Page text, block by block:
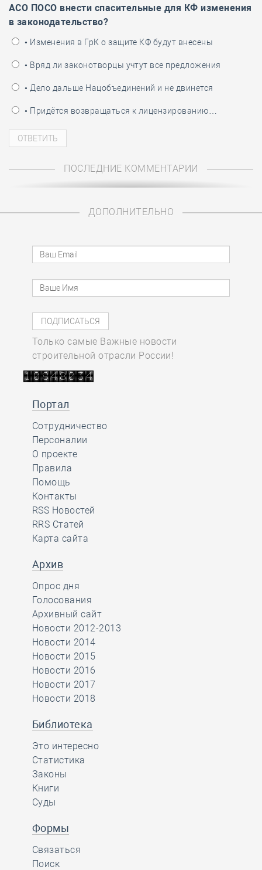
АСО ПОСО внести спасительные для КФ изменения
в законодательство?
• Изменения в ГрК о защите КФ будут внесены
• Вряд ли законотворцы учтут все предложения
• Дело дальше Нацобъединений и не двинется
• Придётся возвращаться к лицензированию…
ПОСЛЕДНИЕ КОММЕНТАРИИ
ДОПОЛНИТЕЛЬНО
Только самые Важные новости
строительной отрасли России!
Портал
Сотрудничество
Персоналии
О проекте
Правила
Помощь
Контакты
RSS Новостей
RRS Статей
Карта сайта
Архив
Опрос дня
Голосования
Архивный сайт
Новости 2012-2013
Новости 2014
Новости 2015
Новости 2016
Новости 2017
Новости 2018
Библиотека
Это интересно
Статистика
Законы
Книги
Суды
Формы
Связаться
Поиск